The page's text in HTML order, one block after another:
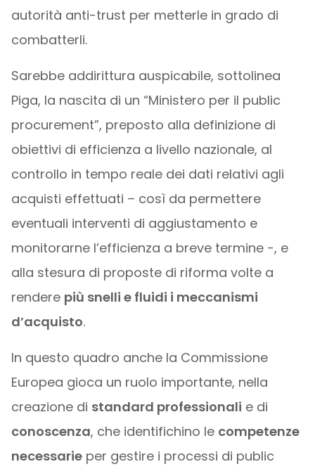
autorità anti-trust per metterle in grado di
combatterli.
Sarebbe addirittura auspicabile, sottolinea
Piga, la nascita di un “Ministero per il public
procurement”, preposto alla definizione di
obiettivi di efficienza a livello nazionale, al
controllo in tempo reale dei dati relativi agli
acquisti effettuati – così da permettere
eventuali interventi di aggiustamento e
monitorarne l’efficienza a breve termine -, e
alla stesura di proposte di riforma volte a
rendere più snelli e fluidi i meccanismi
d’acquisto.
In questo quadro anche la Commissione
Europea gioca un ruolo importante, nella
creazione di standard professionali e di
conoscenza, che identifichino le competenze
necessarieper gestire i processi di public